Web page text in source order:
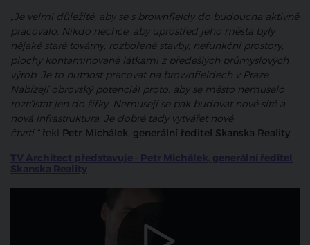
„Je velmi důležité, aby se s brownfieldy do budoucna aktivně
pracovalo. Nikdo nechce, aby uprostřed jeho města byly
nějaké staré továrny, rozbořené stavby, nefunkční prostory,
plochy kontaminované látkami z předešlých průmyslových
výrob. Je to nutnost pracovat na brownfieldech v Praze.
Nabízejí obrovský potenciál proto, aby se město nemuselo
rozrůstat jen do šířky. Nemusejí se pak budovat nové sítě a
nová infrastruktura. Je dobré tady vytvářet nové
čtvrti,“ řekl Petr Michálek, generální ředitel Skanska Reality.
TV Architect představuje - Petr Michálek, generální ředitel
Skanska Reality